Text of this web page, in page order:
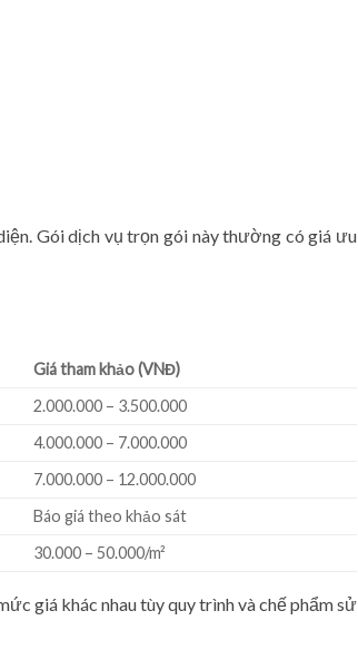
Gói dịch vụ trọn gói này thường có giá ưu
Giá tham khảo (VNĐ)
2.000.000 – 3.500.000
4.000.000 – 7.000.000
7.000.000 – 12.000.000
Báo giá theo khảo sát
30.000 – 50.000/m²
giá khác nhau tùy quy trình và chế phẩm sử